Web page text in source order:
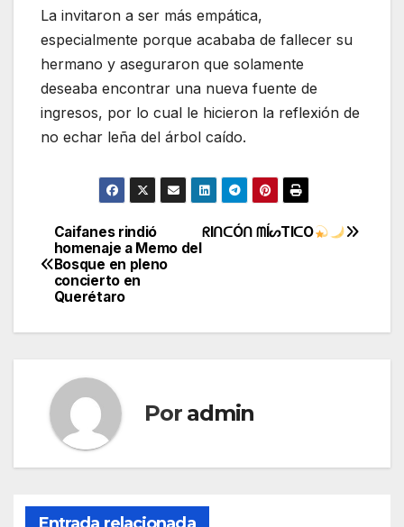
La invitaron a ser más empática,
especialmente porque acababa de fallecer su
hermano y aseguraron que solamente
deseaba encontrar una nueva fuente de
ingresos, por lo cual le hicieron la reflexión de
no echar leña del árbol caído.
Navegación
de
ᖇIᑎᑕÓᑎ ᗰÍᔕTIᑕO
Caifanes rindió
homenaje a Memo del
Bosque en pleno
concierto en
Querétaro
Por admin
Entrada relacionada